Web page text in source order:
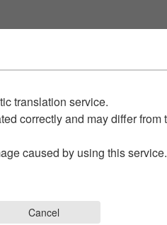
translation service.
correctly and may differ
caused by using this
Cancel